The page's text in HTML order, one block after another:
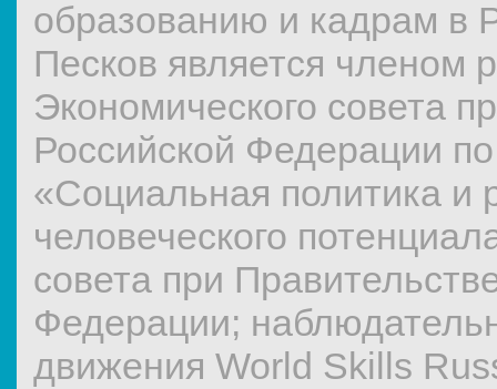
образованию и кадрам в
Песков является членом
Экономического совета
Российской Федерации
«Социальная политика и
человеческого
совета при
Федерации;
движения World Skills